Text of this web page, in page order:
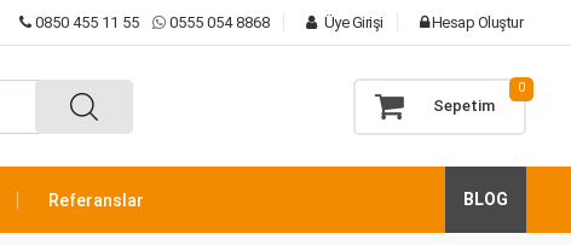
0850 455 11 55 0555 054 8868 Üye Girişi Hesap Oluştur
Sepetim
0
Referanslar BLOG